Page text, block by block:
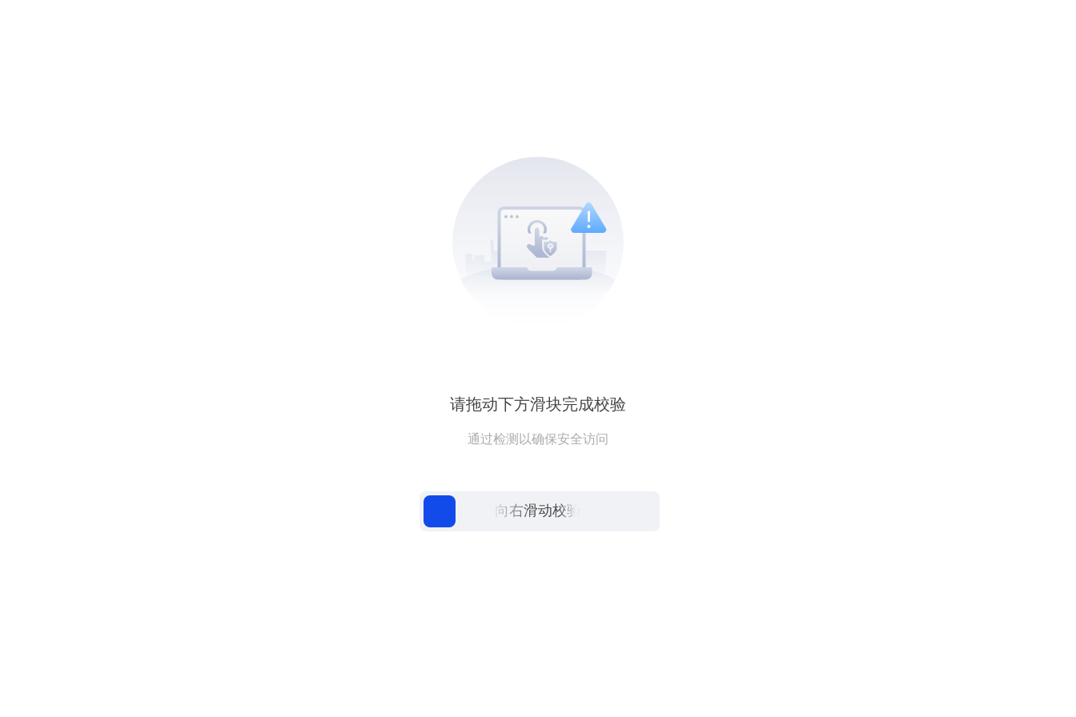
请拖动下方滑块完成校验
通过检测以确保安全访问